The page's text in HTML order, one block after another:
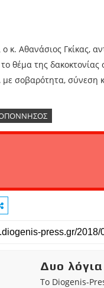
κ. Αθανάσιος Γκίκας,
θέμα της
με σοβαρότητα, σύνεση
Δυο
Το Diogenis-